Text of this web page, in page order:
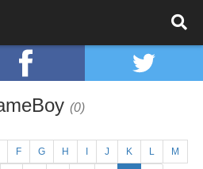
(0)
F G H J K L M